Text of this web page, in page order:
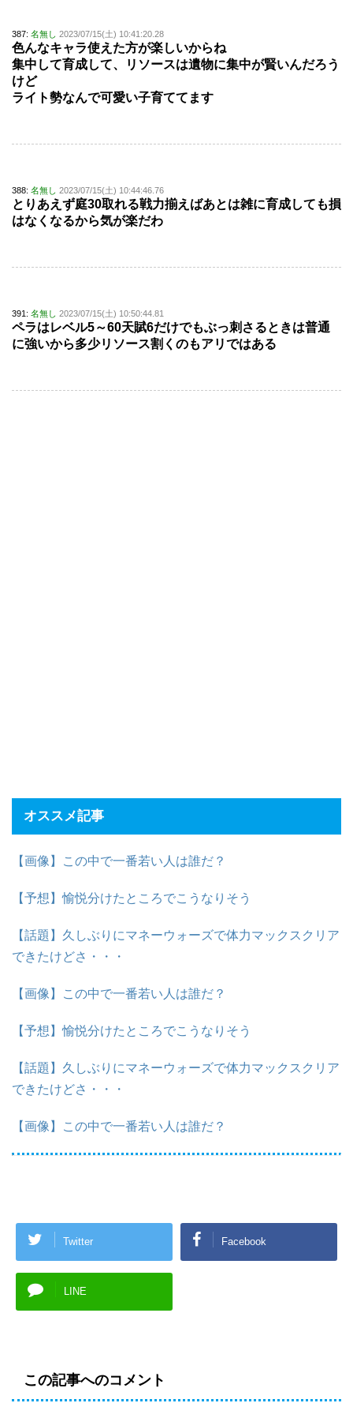
387: 名無し 2023/07/15(土) 10:41:20.28
色んなキャラ使えた方が楽しいからね
集中して育成して、リソースは遺物に集中が賢いんだろう
けど
ライト勢なんで可愛い子育ててます
388: 名無し 2023/07/15(土) 10:44:46.76
とりあえず庭30取れる戦力揃えばあとは雑に育成しても損
はなくなるから気が楽だわ
391: 名無し 2023/07/15(土) 10:50:44.81
ペラはレベル5～60天賦6だけでもぶっ刺さるときは普通
に強いから多少リソース割くのもアリではある
オススメ記事
【画像】この中で一番若い人は誰だ？
【予想】愉悦分けたところでこうなりそう
【話題】久しぶりにマネーウォーズで体力マックスクリア
できたけどさ・・・
【画像】この中で一番若い人は誰だ？
【予想】愉悦分けたところでこうなりそう
【話題】久しぶりにマネーウォーズで体力マックスクリア
できたけどさ・・・
【画像】この中で一番若い人は誰だ？
Twitter Facebook
LINE
この記事へのコメント